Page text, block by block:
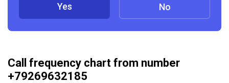
Yes No
Call frequency chart from number
+79269632185